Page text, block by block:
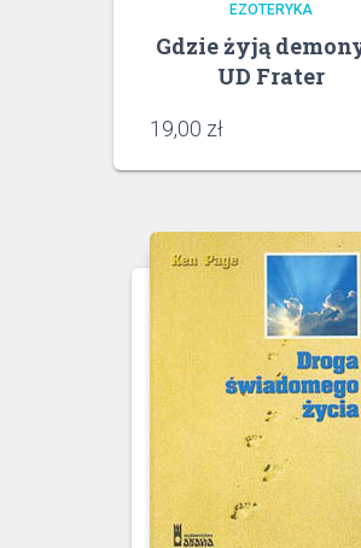
EZOTERYKA
Gdzie żyją
UD Frater
19,00 zł